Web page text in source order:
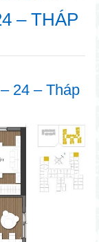
– THÁP
24 – Tháp